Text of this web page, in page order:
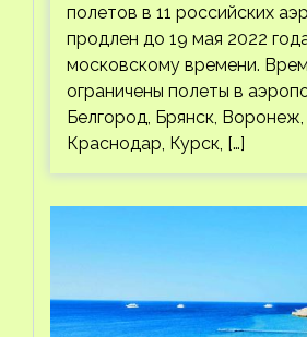
полетов в 11 российских
продлен до 19 мая 2022
московскому времени.
ограничены полеты в
Белгород, Брянск, Воронеж,
Краснодар, Курск, […]